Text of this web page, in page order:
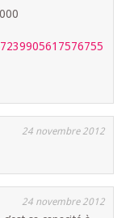
24 novembre 2012
24 novembre 2012